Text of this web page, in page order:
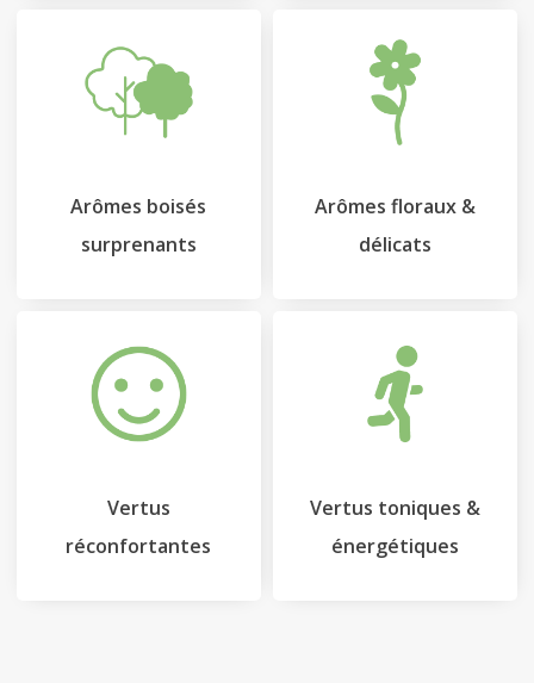
Arômes boisés
surprenants
Arômes floraux &
délicats
Vertus
réconfortantes
Vertus toniques &
énergétiques